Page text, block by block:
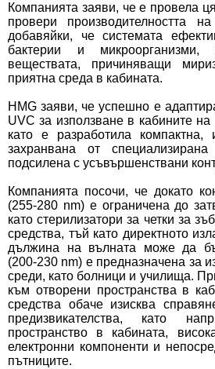
Компанията заяви, че е провела
провери производителността
добавяйки, че системата
бактерии и
веществата, причиняващи
приятна среда в кабината.
HMG заяви, че успешно е
UVC за използване в кабините на
като е разработила компактна,
захранвана от
подсилена с усъвършенствани
Компанията посочи, че докато
(255-280 nm) е ограничена до
като стерилизатори за четки за
средства, тъй като директното
дължина на вълната може да
(200-230 nm) е предназначена за
среди, като болници и училища.
към отворени пространства в
средства обаче изисква
предизвикателства, като
пространство в кабината,
електронни компоненти и
пътниците.